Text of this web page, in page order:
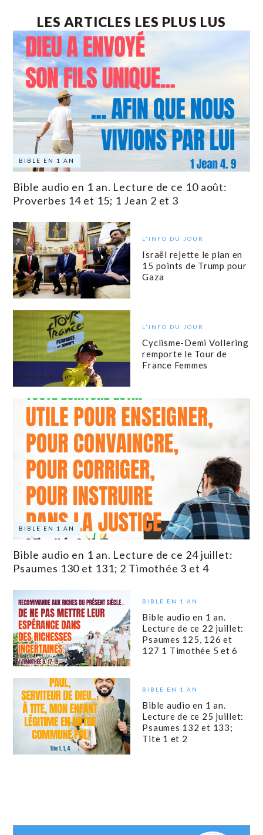
LES ARTICLES LES PLUS LUS
BIBLE EN 1 AN
Bible audio en 1 an. Lecture de ce 10 août:
Proverbes 14 et 15; 1 Jean 2 et 3
L'INFO DU JOUR
Israël rejette le plan en
15 points de Trump pour
Gaza
L'INFO DU JOUR
Cyclisme-Demi Vollering
remporte le Tour de
France Femmes
BIBLE EN 1 AN
Bible audio en 1 an. Lecture de ce 24 juillet:
Psaumes 130 et 131; 2 Timothée 3 et 4
BIBLE EN 1 AN
Bible audio en 1 an.
Lecture de ce 22 juillet:
Psaumes 125, 126 et
127 1 Timothée 5 et 6
BIBLE EN 1 AN
Bible audio en 1 an.
Lecture de ce 25 juillet:
Psaumes 132 et 133;
Tite 1 et 2